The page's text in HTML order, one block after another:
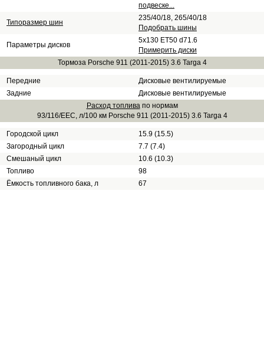
подвеске...
Типоразмер шин
235/40/18, 265/40/18
Подобрать шины
Параметры дисков
5x130 ET50 d71.6
Примерить диски
Тормоза Porsche 911 (2011-2015) 3.6 Targa 4
Передние
Дисковые вентилируемые
Задние
Дисковые вентилируемые
Расход топливапо нормам
93/116/EEC, л/100 км Porsche 911 (2011-2015) 3.6 Targa 4
Городской цикл
15.9 (15.5)
Загородный цикл
7.7 (7.4)
Смешаный цикл
10.6 (10.3)
Топливо
98
Ёмкость топливного бака, л
67